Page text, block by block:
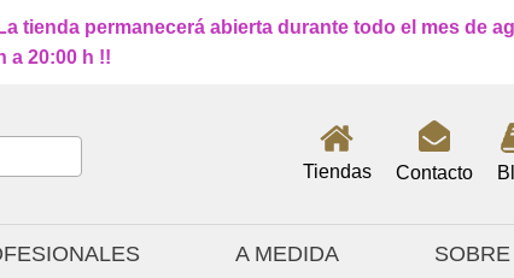
tienda permanecerá abierta durante todo el mes de
a 20:00 h !!
Tiendas Contacto
A MEDIDA